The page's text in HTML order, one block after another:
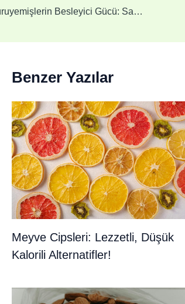
Kuruyemişlerin Besleyici Gücü: Sağlığınız İçin Mutlaka Tüketin
Benzer Yazılar
Meyve Cipsleri: Lezzetli, Düşük
Kalorili Alternatifler!